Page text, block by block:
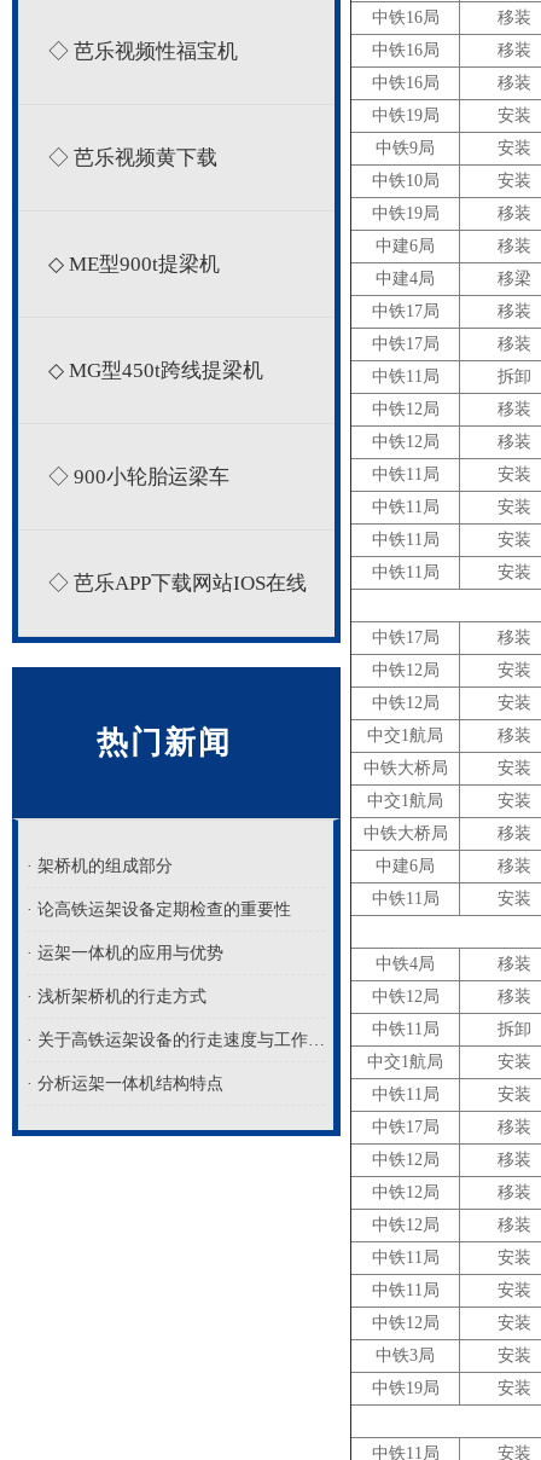
◇ 芭乐视频性福宝机
◇ 芭乐视频黄下载
◇ ME型900t提梁机
◇ MG型450t跨线提梁机
◇ 900小轮胎运梁车
◇ 芭乐APP下载网站IOS在线
热门新闻
· 架桥机的组成部分
· 论高铁运架设备定期检查的重要性
· 运架一体机的应用与优势
· 浅析架桥机的行走方式
· 关于高铁运架设备的行走速度与工作半径解析
· 分析运架一体机结构特点
中铁16局
移装
中铁16局
移装
中铁16局
移装
中铁19局
安装
中铁9局
安装
中铁10局
安装
中铁19局
移装
中建6局
移装
中建4局
移梁
中铁17局
移装
中铁17局
移装
中铁11局
拆卸
中铁12局
移装
中铁12局
移装
中铁11局
安装
中铁11局
安装
中铁11局
安装
中铁11局
安装
中铁17局
移装
中铁12局
安装
中铁12局
安装
中交1航局
移装
中铁大桥局
安装
中交1航局
安装
中铁大桥局
移装
中建6局
移装
中铁11局
安装
中铁4局
移装
中铁12局
移装
中铁11局
拆卸
中交1航局
安装
中铁11局
安装
中铁17局
移装
中铁12局
移装
中铁12局
移装
中铁12局
移装
中铁11局
安装
中铁11局
安装
中铁12局
安装
中铁3局
安装
中铁19局
安装
中铁11局 安装